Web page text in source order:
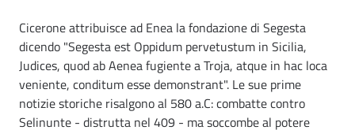
Cicerone attribuisce ad Enea la fondazione di Segesta
dicendo "Segesta est Oppidum pervetustum in Sicilia,
Judices, quod ab Aenea fugiente a Troja, atque in hac loca
veniente, conditum esse demonstrant". Le sue prime
notizie storiche risalgono al 580 a.C: combatte contro
Selinunte - distrutta nel 409 - ma soccombe al potere